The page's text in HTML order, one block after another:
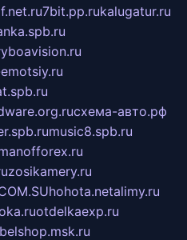
7bit.pp.rukalugatur.ru
схема-авто.рф
music8.spb.ru
zosikamery.ru
hohota.netalimy.ru
otdelkaexp.ru